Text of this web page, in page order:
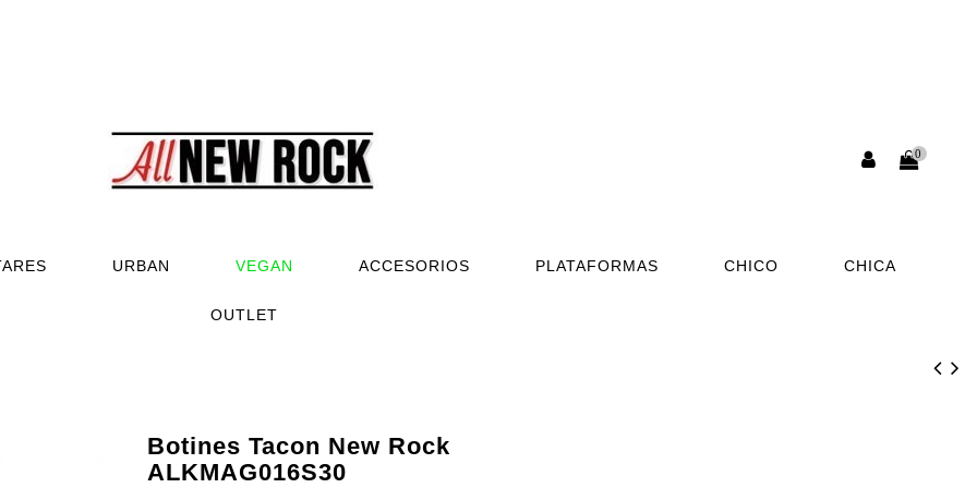
0
URBAN VEGAN ACCESORIOS PLATAFORMAS CHICO CHICA
OUTLET
Botines Tacon New Rock
ALKMAG016S30